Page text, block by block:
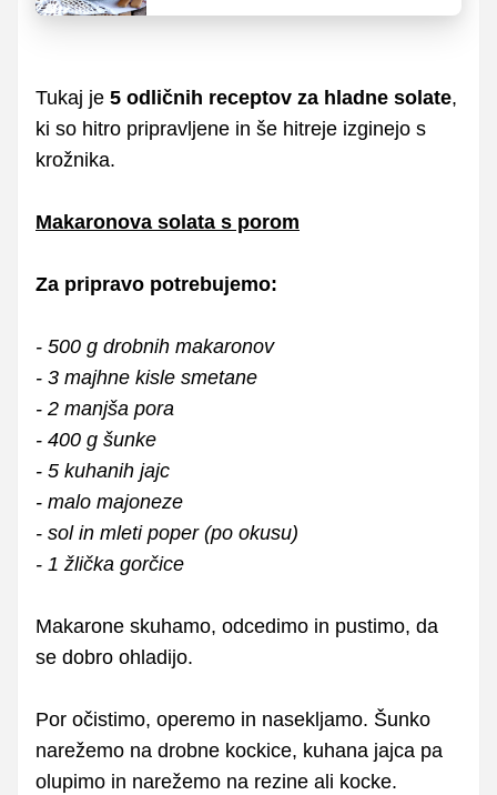
Tukaj je 5 odličnih receptov za hladne solate,
ki so hitro pripravljene in še hitreje izginejo s
krožnika.
Makaronova solata s porom
Za pripravo potrebujemo:
- 500 g drobnih makaronov
- 3 majhne kisle smetane
- 2 manjša pora
- 400 g šunke
- 5 kuhanih jajc
- malo majoneze
- sol in mleti poper (po okusu)
- 1 žlička gorčice
Makarone skuhamo, odcedimo in pustimo, da
se dobro ohladijo.
Por očistimo, operemo in nasekljamo. Šunko
narežemo na drobne kockice, kuhana jajca pa
olupimo in narežemo na rezine ali kocke.